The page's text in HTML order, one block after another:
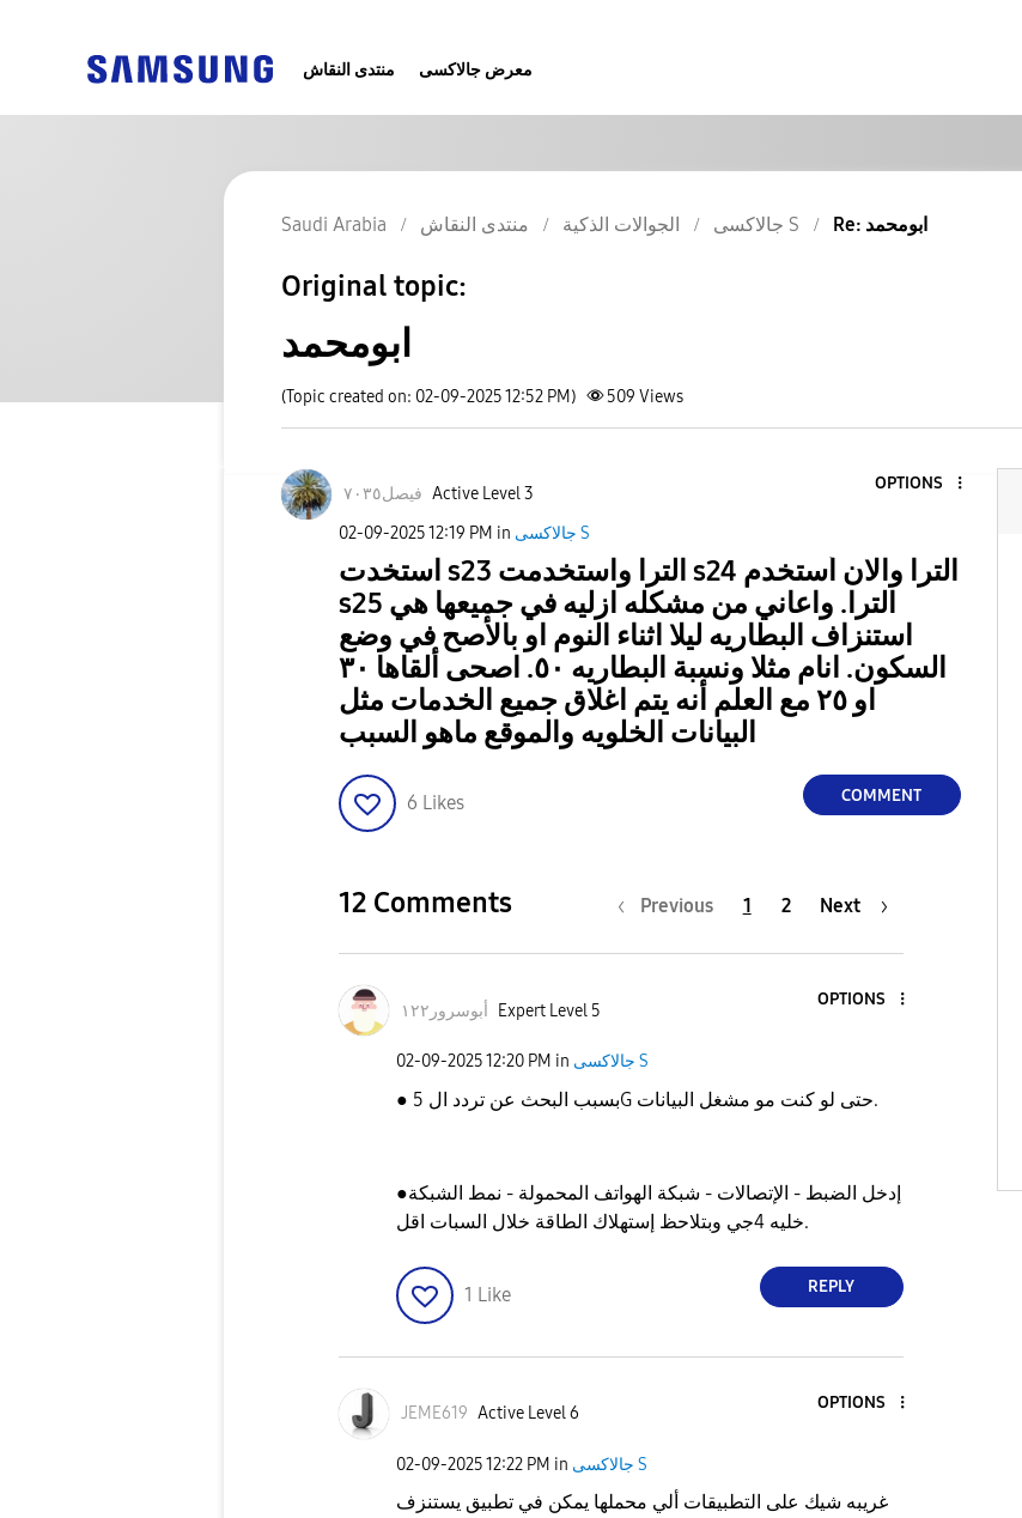
منتدى النقاش معرض جالاكسى
Saudi Arabia منتدى النقاش الجوالات الذكية جالاكسى S Re: ابومحمد
Original topic:
ابومحمد
(Topic created on: 02-09-2025 12:52 PM) 509 Views
فيصل٧٠٣٥ Active Level 3
OPTIONS
‎02-09-202512:19 PM in جالاكسى S
استخدت s23 الترا واستخدمت s24 الترا والان أستخدم
s25 الترا. واعاني من مشكله ازليه في جميعها هي
استنزاف البطاريه ليلا اثناء النوم او بالأصح في وضع
السكون. انام مثلا ونسبة البطاريه ٥٠. اصحى ألقاها ٣٠
او ٢٥ مع العلم أنه يتم اغلاق جميع الخدمات مثل
البيانات الخلويه والموقع ماهو السبب
6 Likes COMMENT
12 Comments Previous 1 2 Next
أبوسرور١٢٢ Expert Level 5
OPTIONS
‎02-09-202512:20 PM in جالاكسى S
● بسبب البحث عن تردد ال 5G حتى لو كنت مو مشغل البيانات.
●إدخل الضبط - الإتصالات - شبكة الهواتف المحمولة - نمط الشبكة
خليه 4جي وبتلاحظ إستهلاك الطاقة خلال السبات اقل.
1 Like REPLY
JEME619 Active Level 6
OPTIONS
‎02-09-202512:22 PM in جالاكسى S
غريبه شيك على التطبيقات ألي محملها يمكن في تطبيق يستنزف